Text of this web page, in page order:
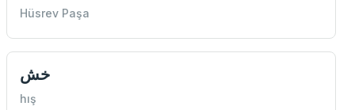
Hüsrev Paşa
خش
hış